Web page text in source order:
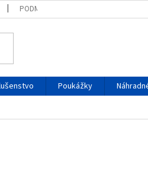
PODMIENKY OCHRANY OSOBNÝCH
Poukážky